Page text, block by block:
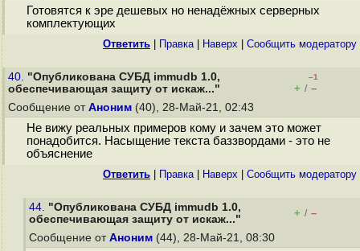
Готовятся к эре дешевых но ненадёжных серверных
комплектующих
Ответить Правка| Наверх Cообщить модератору
40. "Опубликована СУБД immudb 1.0,
обеспечивающая защиту от искаж..."
–1
+ / –
Сообщение от Аноним (40), 28-Май-21, 02:43
Не вижу реальных примеров кому и зачем это может
понадобится. Насыщение текста баззвордами - это не
объяснение
Ответить Правка| Наверх Cообщить модератору
44. "Опубликована СУБД immudb 1.0,
обеспечивающая защиту от искаж..."
+ / –
Сообщение от Аноним (44), 28-Май-21, 08:30